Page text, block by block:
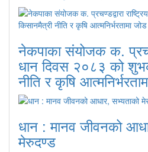
नेकपाका संयोजक क.
धान दिवस २०८३ को
नीति र कृषि
धान : मानव जीवनको
मेरुदण्ड